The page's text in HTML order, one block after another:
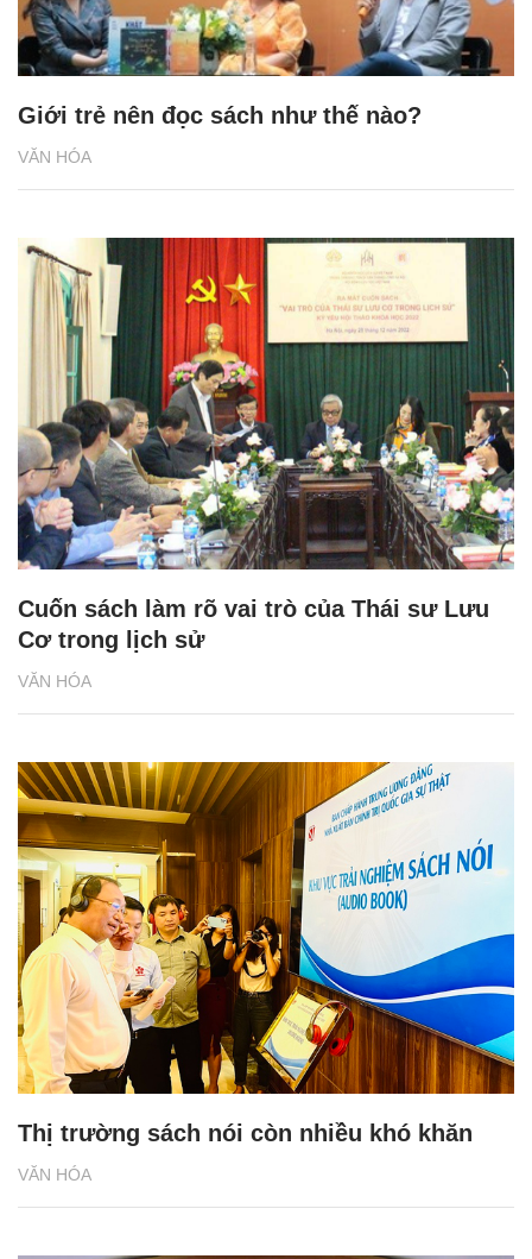
VĂN HÓA
Giới trẻ nên đọc sách như thế nào?
VĂN HÓA
Cuốn sách làm rõ vai trò của Thái sư Lưu
Cơ trong lịch sử
VĂN HÓA
Thị trường sách nói còn nhiều khó khăn